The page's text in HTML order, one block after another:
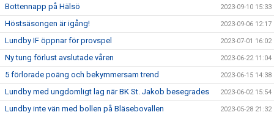
Bottennapp på Hälsö 2023-09-10 15:33
Höstsäsongen är igång! 2023-09-06 12:17
Lundby IF öppnar för provspel 2023-07-01 16:02
Ny tung förlust avslutade våren 2023-06-22 11:04
5 förlorade poäng och bekymmersam trend 2023-06-15 14:38
Lundby med ungdomligt lag när BK St. Jakob besegrades 2023-06-02 15:54
Lundby inte vän med bollen på Bläsebovallen 2023-05-28 21:32